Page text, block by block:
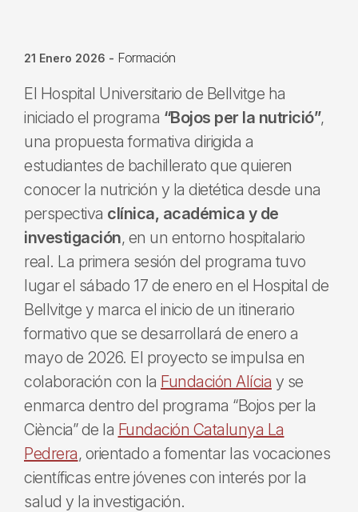
21 Enero 2026 - Formación
El Hospital Universitario de Bellvitge ha
iniciado el programa “Bojos per la nutrició”,
una propuesta formativa dirigida a
estudiantes de bachillerato que quieren
conocer la nutrición y la dietética desde una
perspectiva clínica, académica y de
investigación, en un entorno hospitalario
real. La primera sesión del programa tuvo
lugar el sábado 17 de enero en el Hospital de
Bellvitge y marca el inicio de un itinerario
formativo que se desarrollará de enero a
mayo de 2026. El proyecto se impulsa en
colaboración con la Fundación Alícia y se
enmarca dentro del programa “Bojos per la
Ciència” de la Fundación Catalunya La
Pedrera, orientado a fomentar las vocaciones
científicas entre jóvenes con interés por la
salud y la investigación.